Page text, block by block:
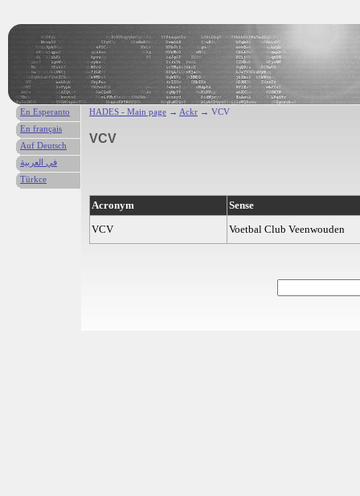
HADES - Main page → Ackr → VCV
VCV
Acronym
Sense
VCV
Voetbal Club Veenwouden
En Esperanto
En français
Auf Deutsch
في العربية
Türkce